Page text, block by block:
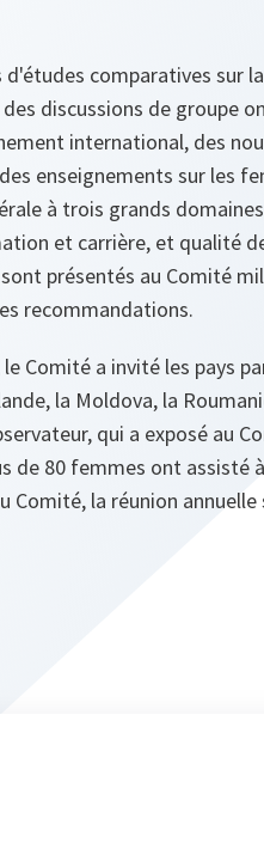
d'études comparatives sur
discussions de groupe
international, des
enseignements sur les
à trois grands
et carrière, et qualité
présentés au Comité
recommandations.
Comité a invité les pays
la Moldova, la
qui a exposé au
de 80 femmes ont assisté
Comité, la réunion